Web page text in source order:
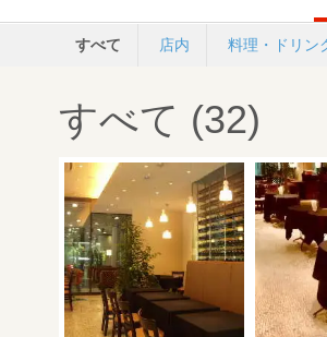
すべて 店内 料理・ドリン
すべて (32)